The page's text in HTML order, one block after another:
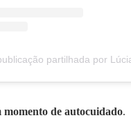
partilhada por
momento de autocuidado.